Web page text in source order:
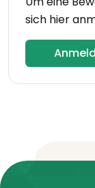
sich hier